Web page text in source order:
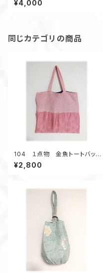
¥4,000
同じカテゴリの商品
104 １点物 金魚トートバッ
グ エコバッグ 絞り着物リメイ
ク ピンク 黒 A4 ポケット
¥2,800